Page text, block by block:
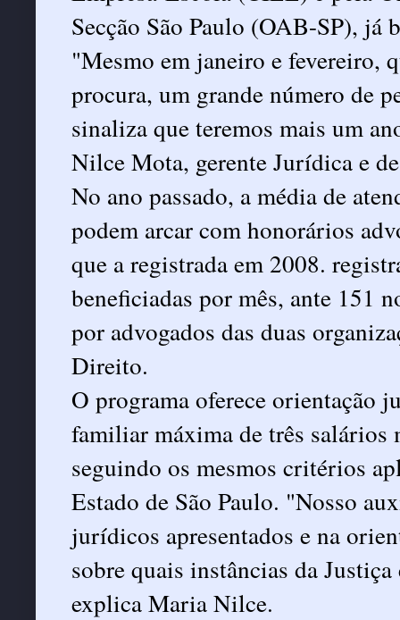
Secção São Paulo (OAB-SP), já
"Mesmo em janeiro e fevereiro,
procura, um grande número de
sinaliza que teremos mais um
Nilce Mota, gerente Jurídica e
No ano passado, a média de
podem arcar com honorários
que a registrada em 2008.
beneficiadas por mês, ante 151
por advogados das duas
Direito.
O programa oferece orientação
familiar máxima de três
seguindo os mesmos critérios
Estado de São Paulo. "Nosso
jurídicos apresentados e na
sobre quais instâncias da
explica Maria Nilce.